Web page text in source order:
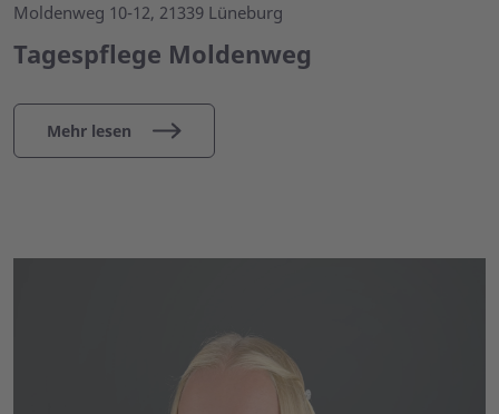
Moldenweg 10-12, 21339 Lüneburg
Tagespflege Moldenweg
Mehr lesen